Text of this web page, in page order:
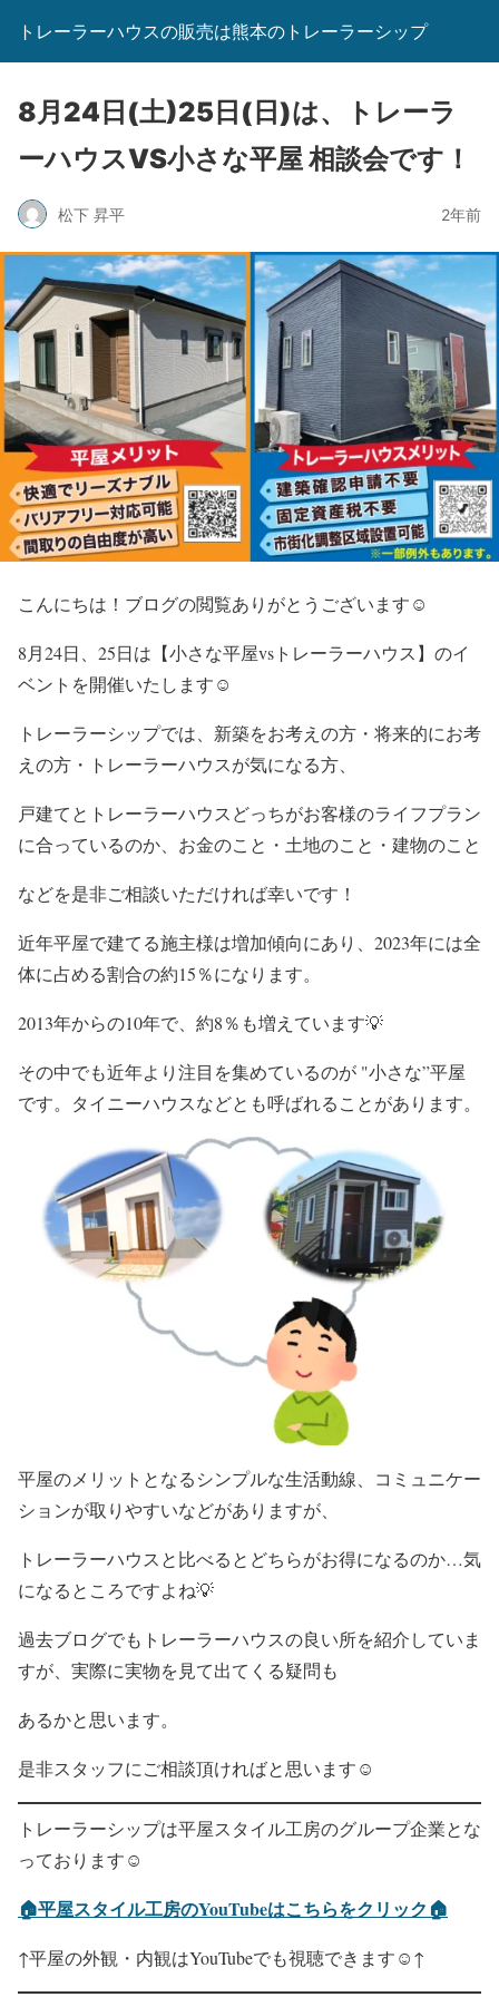
トレーラーハウスの販売は熊本のトレーラーシップ
8月24日(土)25日(日)は、トレーラ
ーハウスVS小さな平屋 相談会です！
松下 昇平 2年前
こんにちは！ブログの閲覧ありがとうございます☺
8月24日、25日は【小さな平屋vsトレーラーハウス】のイ
ベントを開催いたします☺
トレーラーシップでは、新築をお考えの方・将来的にお考
えの方・トレーラーハウスが気になる方、
戸建てとトレーラーハウスどっちがお客様のライフプラン
に合っているのか、お金のこと・土地のこと・建物のこと
などを是非ご相談いただければ幸いです！
近年平屋で建てる施主様は増加傾向にあり、2023年には全
体に占める割合の約15％になります。
2013年からの10年で、約8％も増えています💡
その中でも近年より注目を集めているのが "小さな”平屋
です。タイニーハウスなどとも呼ばれることがあります。
平屋のメリットとなるシンプルな生活動線、コミュニケー
ションが取りやすいなどがありますが、
トレーラーハウスと比べるとどちらがお得になるのか…気
になるところですよね💡
過去ブログでもトレーラーハウスの良い所を紹介していま
すが、実際に実物を見て出てくる疑問も
あるかと思います。
是非スタッフにご相談頂ければと思います☺
トレーラーシップは平屋スタイル工房のグループ企業とな
っております☺
🏠平屋スタイル工房のYouTubeはこちらをクリック🏠
↑平屋の外観・内観はYouTubeでも視聴できます☺↑